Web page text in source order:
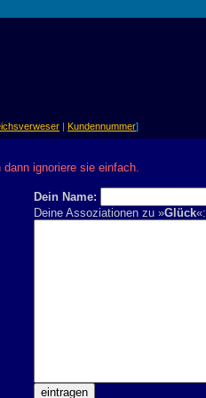
| Kundennummer]
ignoriere sie einfach.
Dein Name:
Deine Assoziationen zu »Glück«: